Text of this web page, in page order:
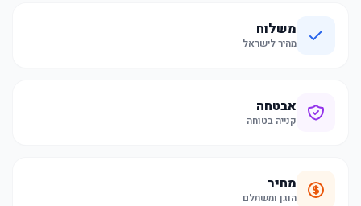
משלוח
מהיר לישראל
אבטחה
קנייה בטוחה
מחיר
הוגן ומשתלם